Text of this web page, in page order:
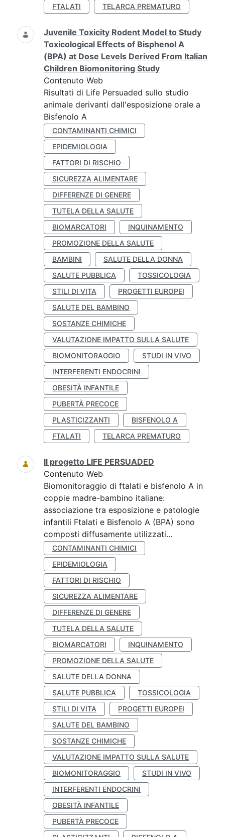
FTALATI
TELARCA PREMATURO
Juvenile Toxicity Rodent Model to Study
Toxicological Effects of Bisphenol A
(BPA) at Dose Levels Derived From Italian
Children Biomonitoring Study
Contenuto Web
Risultati di Life Persuaded sullo studio
animale derivanti dall'esposizione orale a
Bisfenolo A
CONTAMINANTI CHIMICI
EPIDEMIOLOGIA
FATTORI DI RISCHIO
SICUREZZA ALIMENTARE
DIFFERENZE DI GENERE
TUTELA DELLA SALUTE
BIOMARCATORI
INQUINAMENTO
PROMOZIONE DELLA SALUTE
BAMBINI
SALUTE DELLA DONNA
SALUTE PUBBLICA
TOSSICOLOGIA
STILI DI VITA
PROGETTI EUROPEI
SALUTE DEL BAMBINO
SOSTANZE CHIMICHE
VALUTAZIONE IMPATTO SULLA SALUTE
BIOMONITORAGGIO
STUDI IN VIVO
INTERFERENTI ENDOCRINI
OBESITÀ INFANTILE
PUBERTÀ PRECOCE
PLASTICIZZANTI
BISFENOLO A
FTALATI
TELARCA PREMATURO
Il progetto LIFE PERSUADED
Contenuto Web
Biomonitoraggio di ftalati e bisfenolo A in
coppie madre-bambino italiane:
associazione tra esposizione e patologie
infantili Ftalati e Bisfenolo A (BPA) sono
composti diffusamente utilizzati...
CONTAMINANTI CHIMICI
EPIDEMIOLOGIA
FATTORI DI RISCHIO
SICUREZZA ALIMENTARE
DIFFERENZE DI GENERE
TUTELA DELLA SALUTE
BIOMARCATORI
INQUINAMENTO
PROMOZIONE DELLA SALUTE
SALUTE DELLA DONNA
SALUTE PUBBLICA
TOSSICOLOGIA
STILI DI VITA
PROGETTI EUROPEI
SALUTE DEL BAMBINO
SOSTANZE CHIMICHE
VALUTAZIONE IMPATTO SULLA SALUTE
BIOMONITORAGGIO
STUDI IN VIVO
INTERFERENTI ENDOCRINI
OBESITÀ INFANTILE
PUBERTÀ PRECOCE